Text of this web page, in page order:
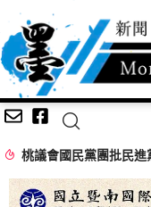
桃議會國民黨團批民